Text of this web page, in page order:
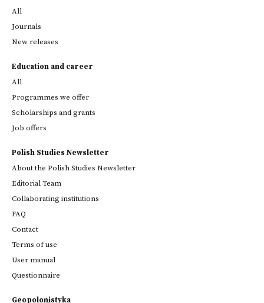
All
Journals
New releases
Education and career
All
Programmes we offer
Scholarships and grants
Job offers
Polish Studies Newsletter
About the Polish Studies Newsletter
Editorial Team
Collaborating institutions
FAQ
Contact
Terms of use
User manual
Questionnaire
Geopolonistyka